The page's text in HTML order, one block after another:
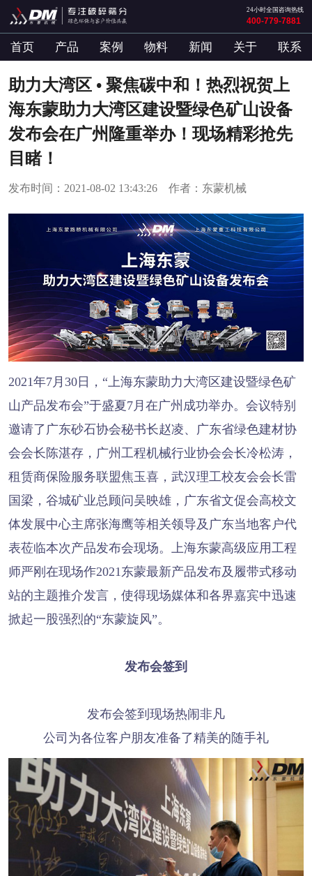
24小时全国咨询热线
400-779-7881
首页 产品 案例 物料 新闻 关于 联系
助力大湾区 • 聚焦碳中和！热烈祝贺上
海东蒙助力大湾区建设暨绿色矿山设备
发布会在广州隆重举办！现场精彩抢先
目睹！
发布时间：2021-08-02 13:43:26 作者：东蒙机械
2021年7月30日，“上海东蒙助力大湾区建设暨绿色矿
山产品发布会”于盛夏7月在广州成功举办。会议特别
邀请了广东砂石协会秘书长赵凌、广东省绿色建材协
会会长陈湛存，广州工程机械行业协会会长冷松涛，
租赁商保险服务联盟焦玉喜，武汉理工校友会会长雷
国梁，谷城矿业总顾问吴映雄，广东省文促会高校文
体发展中心主席张海鹰等相关领导及广东当地客户代
表莅临本次产品发布会现场。上海东蒙高级应用工程
师严刚在现场作2021东蒙最新产品发布及履带式移动
站的主题推介发言，使得现场媒体和各界嘉宾中迅速
掀起一股强烈的“东蒙旋风”。
发布会签到
发布会签到现场热闹非凡
公司为各位客户朋友准备了精美的随手礼